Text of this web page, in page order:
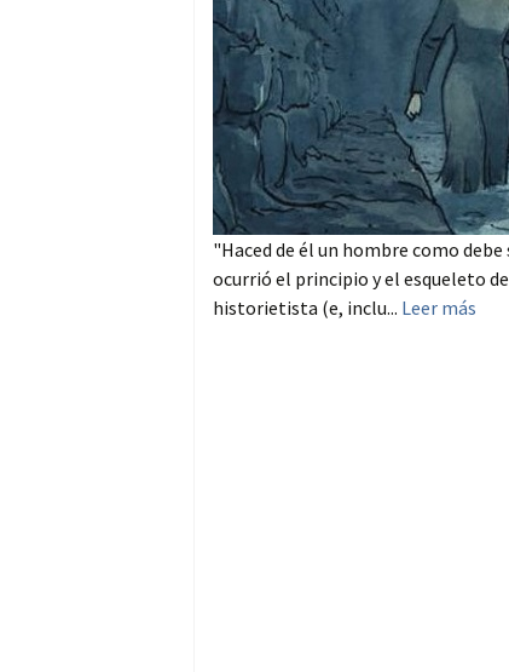
"Haced de él un hombre como
ocurrió el principio y el esqueleto
historietista (e, inclu... Leer más